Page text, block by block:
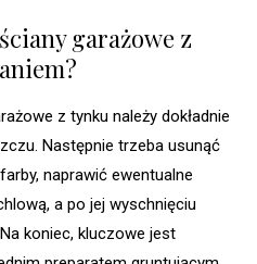
garażowe z
z tynku należy dokładnie
Następnie trzeba usunąć
naprawić ewentualne
a po jej wyschnięciu
koniec, kluczowe jest